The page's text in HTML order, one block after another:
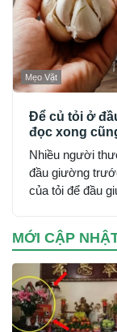
Mẹo Vặt
Để củ tỏi ở
đọc xong
Nhiều người
đầu giường
của tỏi để đầu
MỚI CẬP